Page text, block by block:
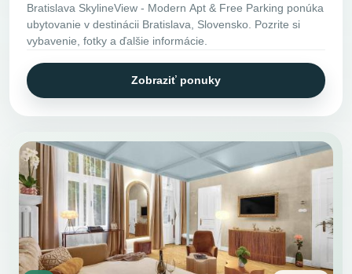
Bratislava SkylineView - Modern Apt & Free Parking ponúka
ubytovanie v destinácii Bratislava, Slovensko. Pozrite si
vybavenie, fotky a ďalšie informácie.
Zobraziť ponuky